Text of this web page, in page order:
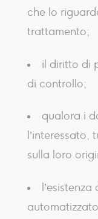
che lo
trattamento;
il diritto di
di controllo;
qualora i
l’interessato,
sulla loro